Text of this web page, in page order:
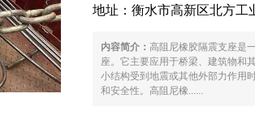
地址：衡水市高新区北方工
内容简介： 高阻尼橡胶隔震支座是
座。它主要应用于桥梁、建筑物和
小结构受到地震或其他外部力作用
和安全性。高阻尼橡......